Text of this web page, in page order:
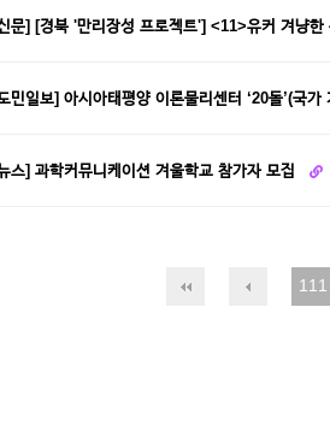
문] [경북 '만리장성 프로젝트'] <11>유커 겨냥한
민일보] 아시아태평양 이론물리센터 ‘20돌’(국
스] 과학커뮤니케이션 겨울학교 참가자 모집
111